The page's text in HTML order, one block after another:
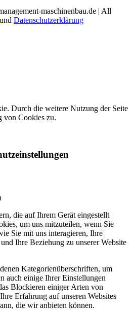
maschinenbau.de | All
und Datenschutzerklärung
Durch die weitere Nutzung der Seite
von Cookies zu.
die auf Ihrem Gerät eingestellt
um uns mitzuteilen, wenn Sie
Sie mit uns interagieren, Ihre
Ihre Beziehung zu unserer Website
Kategorienüberschriften, um
auch einige Ihrer Einstellungen
Blockieren einiger Arten von
Erfahrung auf unseren Websites
die wir anbieten können.